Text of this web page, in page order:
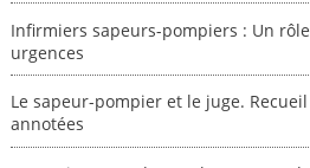
Infirmiers sapeurs-pompiers : Un
urgences
Le sapeur-pompier et le juge.
annotées